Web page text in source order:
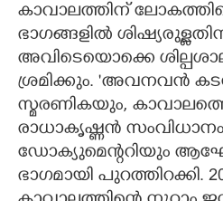
കാവാലത്തിന്
ഭാഗങ്ങളിൽ
അവിടെയൊക്കെ
ശ്രമിക്കും. 'അവനവൻ
സ്മരണികയും,
രാധാകൃഷ്ണൻ സംവിധാനം
ഡോക്യുമെന്ററിയും
ഭാഗമായി പുറത്തിറക്കി.